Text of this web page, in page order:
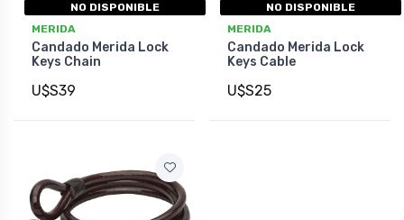
NO DISPONIBLE
MERIDA
Candado Merida Lock
Keys Chain
U$S39
NO DISPONIBLE
MERIDA
Candado Merida Lock
Keys Cable
U$S25